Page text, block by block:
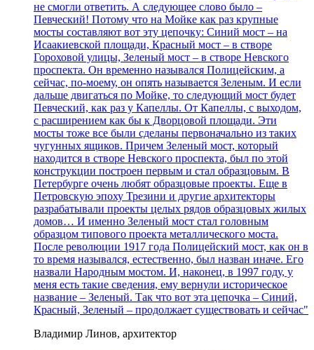
не смогли ответить. А следующее слово было –
Певческий! Потому что на Мойке как раз крупные
мосты составляют вот эту цепочку: Синий мост – на
Исаакиевской площади, Красный мост – в створе
Гороховой улицы, Зеленый мост – в створе Невского
проспекта. Он временно назывался Полицейским, а
сейчас, по-моему, он опять называется Зеленым. И если
дальше двигаться по Мойке, то следующий мост будет
Певческий, как раз у Капеллы. От Капеллы, с выходом,
с расширением как бы к Дворцовой площади. Эти
мосты тоже все были сделаны первоначально из таких
чугунных ящиков. Причем Зеленый мост, который
находится в створе Невского проспекта, был по этой
конструкции построен первым и стал образцовым. В
Петербурге очень любят образцовые проекты. Еще в
Петровскую эпоху Трезини и другие архитекторы
разрабатывали проекты целых рядов образцовых жилых
домов… И именно Зеленый мост стал головным
образцом типового проекта металлического моста.
После революции 1917 года Полицейский мост, как он в
то время назывался, естественно, был назван иначе. Его
назвали Народным мостом. И, наконец, в 1997 году, у
меня есть такие сведения, ему вернули историческое
название – Зеленый. Так что вот эта цепочка – Синий,
Красный, Зеленый – продолжает существовать и сейчас"
Владимир Линов, архитектор